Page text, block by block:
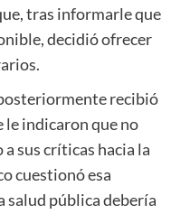
tras informarle que
decidió ofrecer
recibió
le indicaron que no
sus críticas hacia la
cuestionó esa
salud pública debería